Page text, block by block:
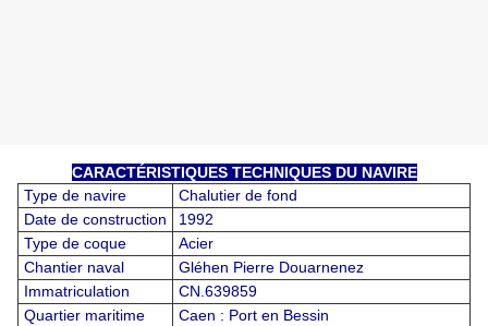
CARACTÉRISTIQUES TECHNIQUES DU NAVIRE
Type de navire
Chalutier de fond
Date de construction
1992
Type de coque
Acier
Chantier naval
Gléhen Pierre Douarnenez
Immatriculation
CN.639859
Quartier maritime
Caen : Port en Bessin